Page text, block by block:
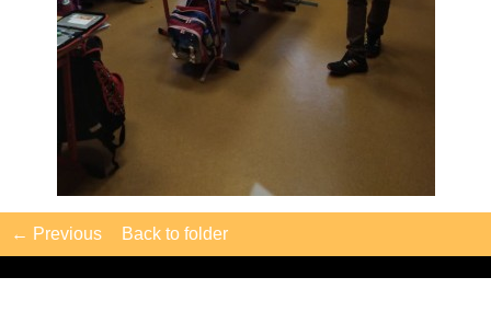
← Previous Back to folder